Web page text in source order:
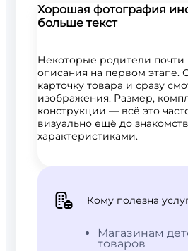
Хорошая фотография
больше текст
Некоторые родители почти
описания на первом этапе.
карточку товара и сразу
изображения. Размер,
конструкции — всё это
визуально ещё до
характеристиками.
Кому полезна
Магазинам
товаров